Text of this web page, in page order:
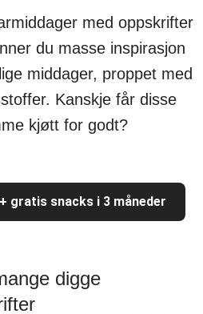
med oppskrifter
du masse inspirasjon
middager, proppet med
Kanskje får disse
kjøtt for godt?
gratis snacks i 3 måneder
digge